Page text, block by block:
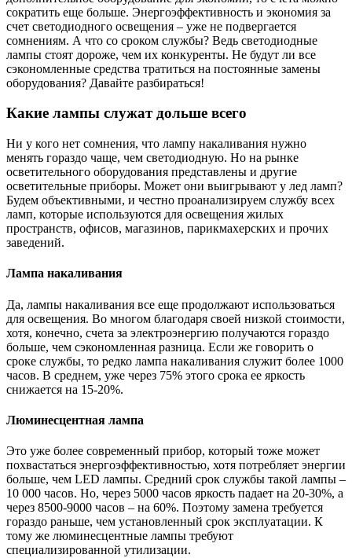
сократить еще больше. Энергоэффективность и экономия за
счет светодиодного освещения – уже не подвергается
сомнениям. А что со сроком службы? Ведь светодиодные
лампы стоят дороже, чем их конкуренты. Не будут ли все
сэкономленные средства тратиться на постоянные замены
оборудования? Давайте разбираться!
Какие лампы служат дольше всего
Ни у кого нет сомнения, что лампу накаливания нужно
менять гораздо чаще, чем светодиодную. Но на рынке
осветительного оборудования представлены и другие
осветительные приборы. Может они выигрывают у лед ламп?
Будем объективными, и честно проанализируем службу всех
ламп, которые используются для освещения жилых
пространств, офисов, магазинов, парикмахерских и прочих
заведений.
Лампа накаливания
Да, лампы накаливания все еще продолжают использоваться
для освещения. Во многом благодаря своей низкой стоимости,
хотя, конечно, счета за электроэнергию получаются гораздо
больше, чем сэкономленная разница. Если же говорить о
сроке службы, то редко лампа накаливания служит более 1000
часов. В среднем, уже через 75% этого срока ее яркость
снижается на 15-20%.
Люминесцентная лампа
Это уже более современный прибор, который тоже может
похвастаться энергоэффективностью, хотя потребляет энергии
больше, чем LED лампы. Средний срок службы такой лампы –
10 000 часов. Но, через 5000 часов яркость падает на 20-30%, а
через 8500-9000 часов – на 60%. Поэтому замена требуется
гораздо раньше, чем установленный срок эксплуатации. К
тому же люминесцентные лампы требуют
специализированной утилизации.